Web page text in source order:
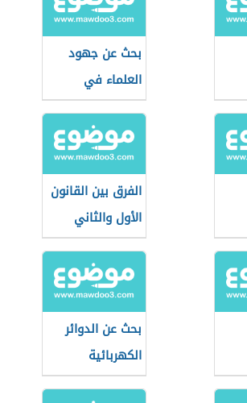
بحث عن جهود
العلماء في
تصنيف الحيوانات
الفرق بين القانون
الأول والثاني
للديناميكا الحرارية
بحث عن الدوائر
الكهربائية